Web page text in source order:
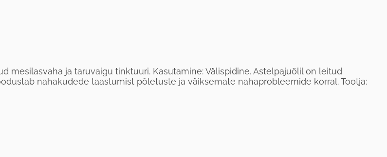
mesilasvaha ja taruvaigu tinktuuri. Kasutamine: Välispidine. Astelpajuõlil on leitud
nahakudede taastumist põletuste ja väiksemate nahaprobleemide korral. Tootja: